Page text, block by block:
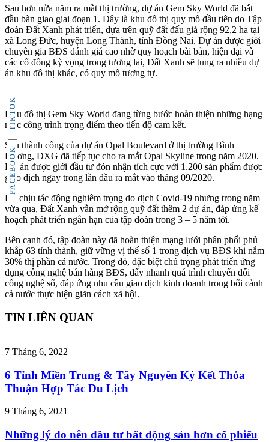
FACEBOOK
TIKTOK
Sau hơn nửa năm ra mắt thị trường, dự án Gem Sky World đã bắt
đầu bàn giao giai đoạn 1. Đây là khu đô thị quy mô đầu tiên do Tập
đoàn Đất Xanh phát triển, dựa trên quỹ đất đấu giá rộng 92,2 ha tại
xã Long Đức, huyện Long Thành, tỉnh Đồng Nai. Dự án được giới
chuyên gia BĐS đánh giá cao nhờ quy hoạch bài bản, hiện đại và
các cổ đông kỳ vọng trong tương lai, Đất Xanh sẽ tung ra nhiều dự
án khu đô thị khác, có quy mô tương tự.
Khu đô thị Gem Sky World đang từng bước hoàn thiện những hạng
mục công trình trọng điểm theo tiến độ cam kết.
Sau thành công của dự án Opal Boulevard ở thị trường Bình
Dương, DXG đã tiếp tục cho ra mắt Opal Skyline trong năm 2020.
Dự án được giới đầu tư đón nhận tích cực với 1.200 sản phẩm được
giao dịch ngay trong lần đầu ra mắt vào tháng 09/2020.
Dù chịu tác động nghiêm trọng do dịch Covid-19 nhưng trong năm
vừa qua, Đất Xanh vẫn mở rộng quỹ đất thêm 2 dự án, đáp ứng kế
hoạch phát triển ngắn hạn của tập đoàn trong 3 – 5 năm tới.
Bên cạnh đó, tập đoàn này đã hoàn thiện mạng lưới phân phối phủ
khắp 63 tỉnh thành, giữ vững vị thế số 1 trong dịch vụ BĐS khi nắm
30% thị phần cả nước. Trong đó, đặc biệt chú trọng phát triển ứng
dụng công nghệ bán hàng BĐS, đẩy nhanh quá trình chuyển đổi
công nghệ số, đáp ứng nhu cầu giao dịch kinh doanh trong bối cảnh
cả nước thực hiện giãn cách xã hội.
TIN LIÊN QUAN
7 Tháng 6, 2022
6 Tỉnh Miền Trung & Tây Nguyên Ký Kết Thỏa
Thuận Hợp Tác Du Lịch
9 Tháng 6, 2021
Những lý do nên đầu tư bất động sản hơn cổ phiếu